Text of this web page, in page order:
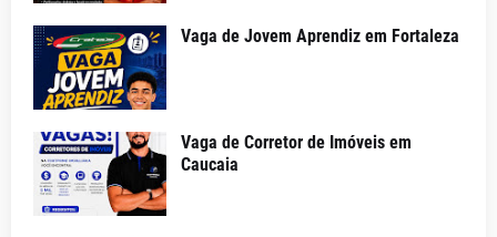
Vaga de Jovem Aprendiz em Fortaleza
Vaga de Corretor de Imóveis em
Caucaia